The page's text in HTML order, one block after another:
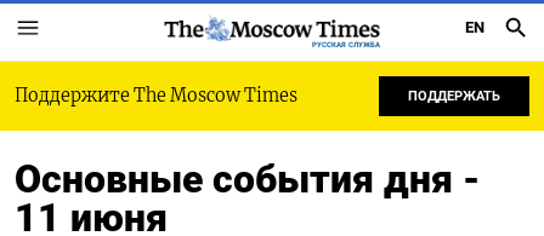
РУССКАЯ СЛУЖБА
EN
Поддержите The Moscow Times ПОДДЕРЖАТЬ
Основные события дня -
11 июня